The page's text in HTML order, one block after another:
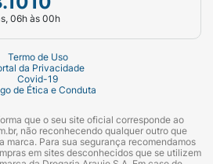
06h às 00h
Termo de Uso
da Privacidade
Covid-19
de Ética e Conduta
que o seu site oficial corresponde ao
não reconhecendo qualquer outro que
marca. Para sua segurança recomendamos
em sites desconhecidos que se utilizem